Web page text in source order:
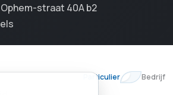
Ophem-straat 40A b2
Particulier Bedrijf